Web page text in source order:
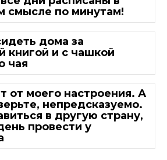
смысле по минутам!
дома за
книгой и с чашкой
чая
от моего настроения. А
непредсказуемо.
в другую страну,
провести у